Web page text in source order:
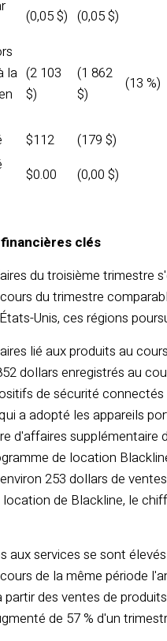
(0,05 $) (0,05 $)
la (2 103
$)
(1 862
$)
(13 %)
$112 (179 $)
$0.00 (0,00 $)
clés
du troisième trimestre
du trimestre
Unis, ces régions
lié aux produits au
dollars enregistrés au
de sécurité
a adopté les appareils
d'affaires supplémentaire
de location
253 dollars de
de Blackline, le
aux services se sont
de la même période
partir des ventes de
de 57 % d'un